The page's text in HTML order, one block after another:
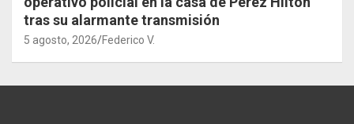
tras su alarmante transmisión
5 agosto, 2026 Federico V.